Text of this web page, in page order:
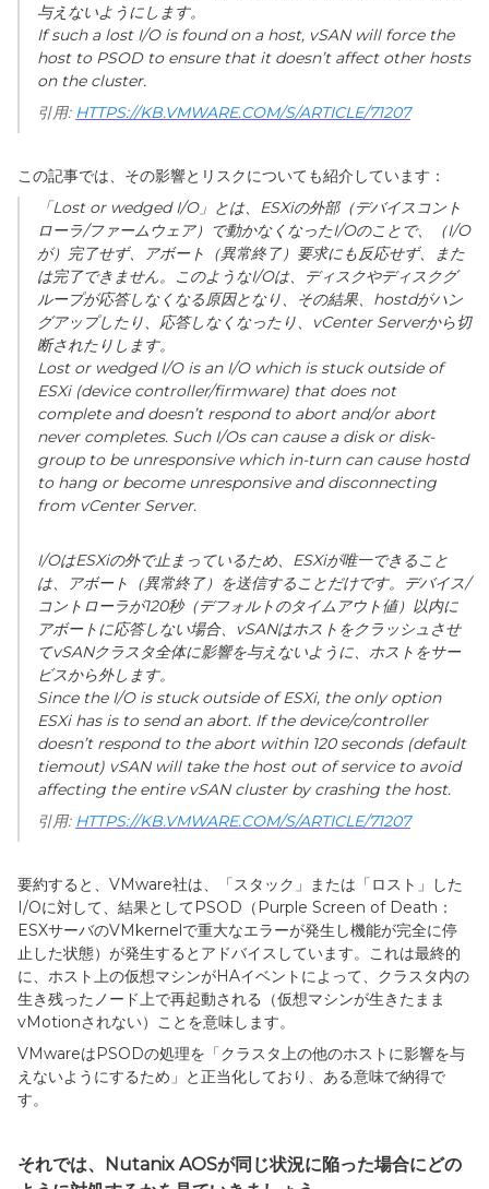
与えないようにします。
If such a lost I/O is found on a host, vSAN will force the
host to PSOD to ensure that it doesn’t affect other hosts
on the cluster.
引用: HTTPS://KB.VMWARE.COM/S/ARTICLE/71207
この記事では、その影響とリスクについても紹介しています：
「Lost or wedged I/O」とは、 ESXiの外部（デバイスコント
ローラ/ファームウェア）で動かなくなったI/Oのことで、（I/O
が）完了せず、アボート（異常終了）要求にも反応せず、また
は完了できません。このようなI/Oは、ディスクやディスクグ
ループが応答しなくなる原因となり、その結果、 hostdがハン
グアップしたり、応答しなくなったり、
vCenter Serverから切
断されたりします。
Lost or wedged I/O is an I/O which is stuck outside of
ESXi (device controller/firmware) that does not
complete and doesn’t respond to abort and/or abort
never completes. Such I/Os can cause a disk or disk-
group to be unresponsive which in-turn can cause hostd
to hang or become unresponsive and disconnecting
from vCenter Server.
I/OはESXiの外で止まっているため、 ESXiが唯一できること
は、アボート（異常終了）を送信することだけです。デバイス/
コントローラが120秒（デフォルトのタイムアウト値）以内に
アボートに応答しない場合、
vSANはホストをクラッシュさせ
てvSANクラスタ全体に影響を与えないように、ホストをサー
ビスから外します。
Since the I/O is stuck outside of ESXi, the only option
ESXi has is to send an abort. If the device/controller
doesn’t respond to the abort within 120 seconds (default
tiemout) vSAN will take the host out of service to avoid
affecting the entire vSAN cluster by crashing the host.
引用: HTTPS://KB.VMWARE.COM/S/ARTICLE/71207
要約すると、VMware社は、「スタック」または「ロスト」した
I/Oに対して、結果としてPSOD （ Purple Screen of Death ：
ESXサーバのVMkernelで重大なエラーが発生し機能が完全に停
止した状態）が発生するとアドバイスしています。これは最終的
に、ホスト上の仮想マシンがHAイベントによって、クラスタ内の
生き残ったノード上で再起動される（仮想マシンが生きたまま
vMotionされない）ことを意味します。
VMwareはPSODの処理を「クラスタ上の他のホストに影響を与
えないようにするため」と正当化しており、ある意味で納得で
す。
それでは、Nutanix AOSが同じ状況に陥った場合にどの